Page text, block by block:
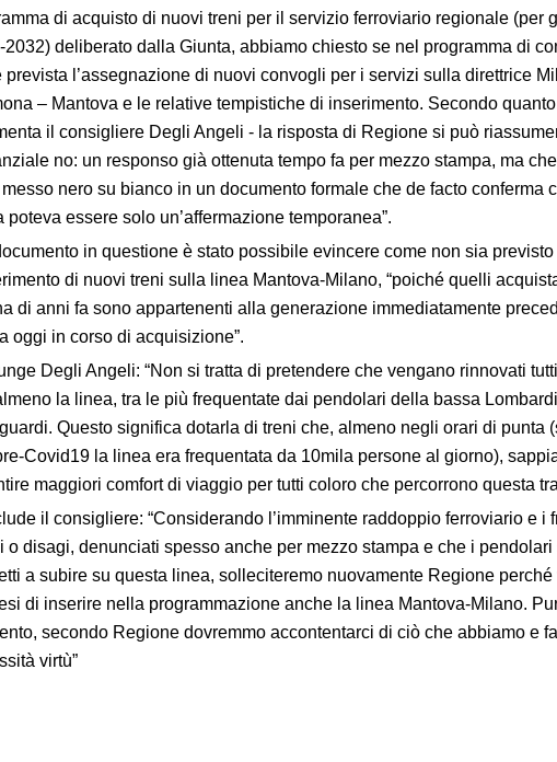
di acquisto di nuovi treni per il servizio ferroviario regionale (per
2032) deliberato dalla Giunta, abbiamo chiesto se nel programma di
prevista l’assegnazione di nuovi convogli per i servizi sulla direttrice
– Mantova e le relative tempistiche di inserimento. Secondo
il consigliere Degli Angeli - la risposta di Regione si può
no: un responso già ottenuta tempo fa per mezzo stampa, ma
nero su bianco in un documento formale che de facto conferma
poteva essere solo un’affermazione temporanea”.
in questione è stato possibile evincere come non sia previsto
di nuovi treni sulla linea Mantova-Milano, “poiché quelli
di anni fa sono appartenenti alla generazione immediatamente
oggi in corso di acquisizione”.
Degli Angeli: “Non si tratta di pretendere che vengano rinnovati
la linea, tra le più frequentate dai pendolari della bassa
Questo significa dotarla di treni che, almeno negli orari di punta
Covid19 la linea era frequentata da 10mila persone al giorno),
maggiori comfort di viaggio per tutti coloro che percorrono questa
il consigliere: “Considerando l’imminente raddoppio ferroviario e i
o disagi, denunciati spesso anche per mezzo stampa e che i pendolari
a subire su questa linea, solleciteremo nuovamente Regione perché
di inserire nella programmazione anche la linea Mantova-Milano.
secondo Regione dovremmo accontentarci di ciò che abbiamo e
virtù”